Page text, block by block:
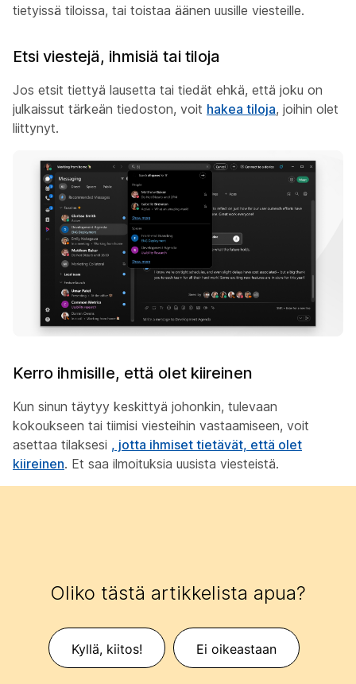
tietyissä tiloissa, tai toistaa äänen uusille viesteille.
Etsi viestejä, ihmisiä tai tiloja
Jos etsit tiettyä lausetta tai tiedät ehkä, että joku on
julkaissut tärkeän tiedoston, voit hakea tiloja, joihin olet
liittynyt.
Kerro ihmisille, että olet kiireinen
Kun sinun täytyy keskittyä johonkin, tulevaan
kokoukseen tai tiimisi viesteihin vastaamiseen, voit
asettaa tilaksesi , jotta ihmiset tietävät, että olet
kiireinen. Et saa ilmoituksia uusista viesteistä.
Oliko tästä artikkelista apua?
Kyllä, kiitos! Ei oikeastaan